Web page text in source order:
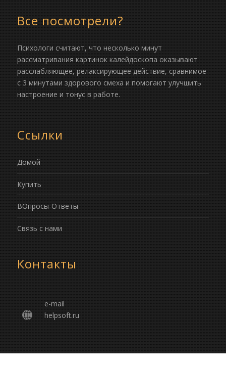
Все посмотрели?
Психологи считают, что несколько минут
рассматривания картинок калейдоскопа оказывают
расслабляющее, релаксирующее действие, сравнимое
с 3 минутами здорового смеха и помогают улучшить
настроение и тонус в работе.
Ссылки
Домой
Купить
ВОпросы-Ответы
Связь с нами
Контакты
e-mail
helpsoft.ru